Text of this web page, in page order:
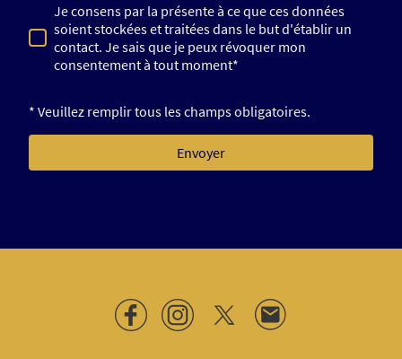
Je consens par la présente à ce que ces données
soient stockées et traitées dans le but d'établir un
contact. Je sais que je peux révoquer mon
consentement à tout moment*
* Veuillez remplir tous les champs obligatoires.
Envoyer